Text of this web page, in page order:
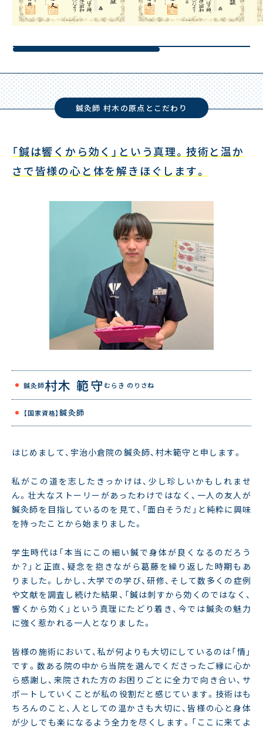
鍼灸師 村木の原点とこだわり
鍼灸師村木 範守むらき のりさね
【国家資格】鍼灸師
「鍼は響くから効く」という真理。 技術と温か
さで皆様の心と体を解きほぐします。
はじめまして、宇治小倉院の鍼灸師、村木範守と申します。
私がこの道を志したきっかけは、少し珍しいかもしれませ
ん。壮大なストーリーがあったわけではなく、一人の友人が
鍼灸師を目指しているのを見て、「面白そうだ」と純粋に興味
を持ったことから始まりました。
学生時代は「本当にこの細い鍼で身体が良くなるのだろう
か？」と正直、疑念を抱きながら葛藤を繰り返した時期もあ
りました。しかし、大学での学び、研修、そして数多くの症例
や文献を調査し続けた結果、「鍼は刺すから効くのではなく、
響くから効く」という真理にたどり着き、今では鍼灸の魅力
に強く惹かれる一人となりました。
皆様の施術において、私が何よりも大切にしているのは「情」
です。数ある院の中から当院を選んでくださったご縁に心か
ら感謝し、来院された方のお困りごとに全力で向き合い、サ
ポートしていくことが私の役割だと感じています。技術はも
ちろんのこと、人としての温かさも大切に、皆様の心と身体
が少しでも楽になるよう全力を尽くします。「ここに来てよ